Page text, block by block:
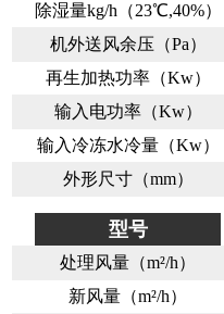
除湿量kg/h（23℃,40%）
机外送风余压（Pa）
再生加热功率（Kw）
输入电功率（Kw）
输入冷冻水冷量（Kw）
外形尺寸（mm）
型号
处理风量（m²/h）
新风量（m²/h）